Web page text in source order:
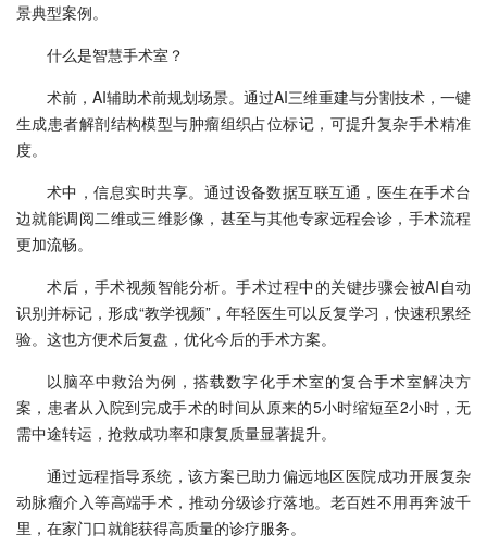
景典型案例。
什么是智慧手术室？
术前，AI辅助术前规划场景。通过AI三维重建与分割技术，一键
生成患者解剖结构模型与肿瘤组织占位标记，可提升复杂手术精准
度。
术中，信息实时共享。通过设备数据互联互通，医生在手术台
边就能调阅二维或三维影像，甚至与其他专家远程会诊，手术流程
更加流畅。
术后，手术视频智能分析。手术过程中的关键步骤会被AI自动
识别并标记，形成“教学视频”，年轻医生可以反复学习，快速积累经
验。这也方便术后复盘，优化今后的手术方案。
以脑卒中救治为例，搭载数字化手术室的复合手术室解决方
案，患者从入院到完成手术的时间从原来的5小时缩短至2小时，无
需中途转运，抢救成功率和康复质量显著提升。
通过远程指导系统，该方案已助力偏远地区医院成功开展复杂
动脉瘤介入等高端手术，推动分级诊疗落地。老百姓不用再奔波千
里，在家门口就能获得高质量的诊疗服务。